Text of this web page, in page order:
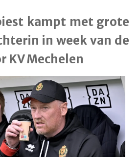
kampt met grote
in week van de
KV Mechelen